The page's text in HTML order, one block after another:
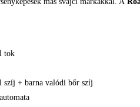
tok
szíj + barna valódi bőr szíj